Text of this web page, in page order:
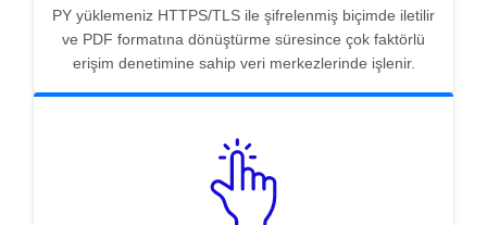
PY yüklemeniz HTTPS/TLS ile şifrelenmiş biçimde iletilir
ve PDF formatına dönüştürme süresince çok faktörlü
erişim denetimine sahip veri merkezlerinde işlenir.